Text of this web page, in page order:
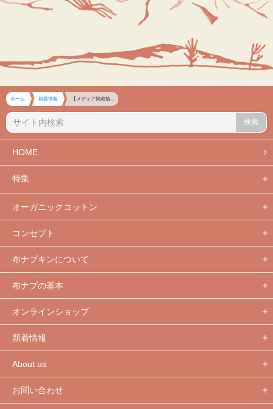
ホーム 新着情報 【メディア掲載情...
検索
HOME
特集
オーガニックコットン
コンセプト
布ナプキンについて
布ナプの基本
オンラインショップ
新着情報
About us
お問い合わせ